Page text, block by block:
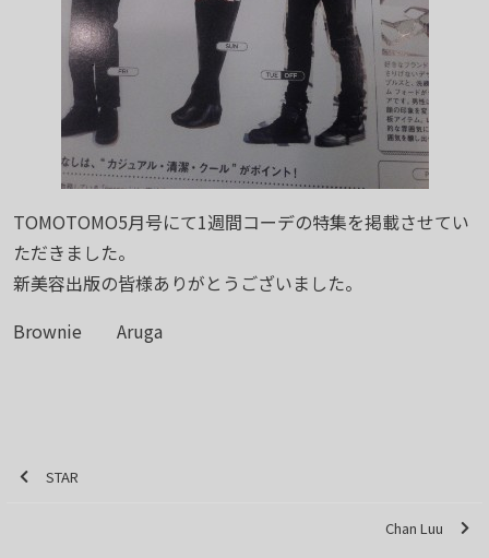
TOMOTOMO5月号にて1週間コーデの特集を掲載させてい
ただきました。
新美容出版の皆様ありがとうございました。
Brownie Aruga
STAR
Chan Luu